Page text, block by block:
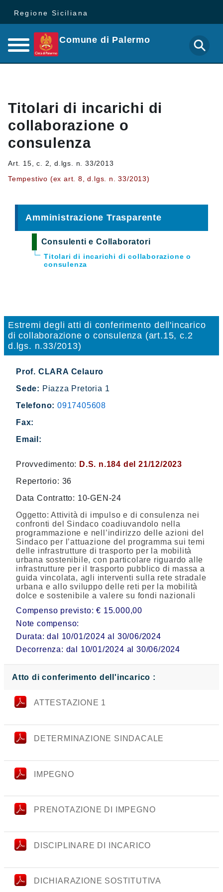
Regione Siciliana
Comune di Palermo
Titolari di incarichi di
collaborazione o
consulenza
Art. 15, c. 2, d.lgs. n. 33/2013
Tempestivo (ex art. 8, d.lgs. n. 33/2013)
Amministrazione Trasparente
Consulenti e Collaboratori
Titolari di incarichi di collaborazione o
consulenza
Estremi degli atti di conferimento dell'incarico
di collaborazione o consulenza (art.15, c.2
d.lgs. n.33/2013)
Prof. CLARA Celauro
Sede: Piazza Pretoria 1
Telefono: 0917405608
Fax:
Email:
Provvedimento: D.S. n.184 del 21/12/2023
Repertorio: 36
Data Contratto: 10-GEN-24
Oggetto:Attività di impulso e di consulenza nei
confronti del Sindaco coadiuvandolo nella
programmazione e nell’indirizzo delle azioni del
Sindaco per l’attuazione del programma sui temi
delle infrastrutture di trasporto per la mobilità
urbana sostenibile, con particolare riguardo alle
infrastrutture per il trasporto pubblico di massa a
guida vincolata, agli interventi sulla rete stradale
urbana e allo sviluppo delle reti per la mobilità
dolce e sostenibile a valere su fondi nazionali
Compenso previsto: € 15.000,00
Note compenso:
Durata: dal 10/01/2024 al 30/06/2024
Decorrenza: dal 10/01/2024 al 30/06/2024
Atto di conferimento dell'incarico :
ATTESTAZIONE 1
DETERMINAZIONE SINDACALE
IMPEGNO
PRENOTAZIONE DI IMPEGNO
DISCIPLINARE DI INCARICO
DICHIARAZIONE SOSTITUTIVA